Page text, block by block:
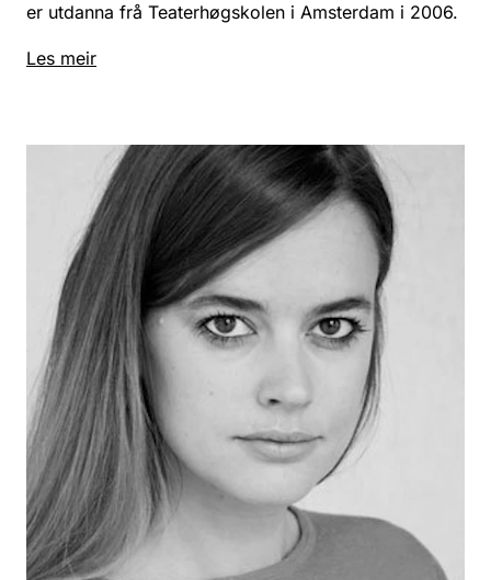
er utdanna frå Teaterhøgskolen i Amsterdam i 2006.
Les meir